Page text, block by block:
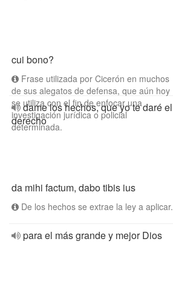
cui bono?
Frase utilizada por Cicerón en muchos
de sus alegatos de defensa, que aún hoy
se utiliza con el fin de enfocar una
investigación jurídica o policial
determinada.
dame los hechos, que yo te daré el
derecho
da mihi factum, dabo tibis ius
De los hechos se extrae la ley a aplicar.
para el más grande y mejor Dios